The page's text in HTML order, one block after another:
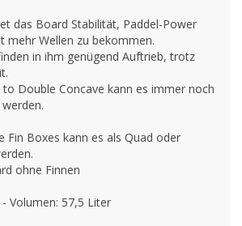
das Board Stabilität, Paddel-Power
mehr Wellen zu bekommen.
in ihm genügend Auftrieb, trotz
to Double Concave kann es immer noch
Fin Boxes kann es als Quad oder
ohne Finnen
Volumen: 57,5 Liter